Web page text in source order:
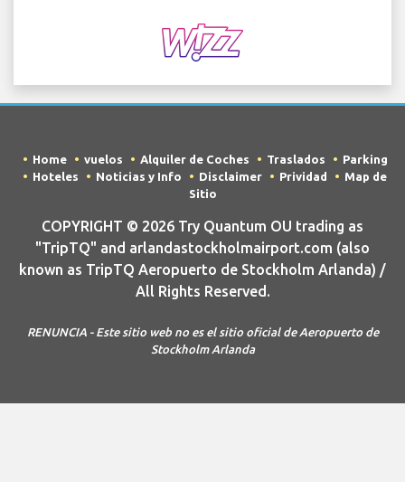
Home vuelos Alquiler de Coches Traslados
Parking
Hoteles
Noticias y Info Disclaimer Prividad
Map de
Sitio
COPYRIGHT © 2026 Try Quantum OU trading as
"TripTQ" and arlandastockholmairport.com (also
known as TripTQ Aeropuerto de Stockholm Arlanda) /
All Rights Reserved.
RENUNCIA - Este sitio web no es el sitio oficial de Aeropuerto de
Stockholm Arlanda